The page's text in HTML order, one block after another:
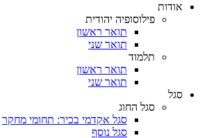
אודות
פילוסופיה יהודית
תואר ראשון
תואר שני
תלמוד
תואר ראשון
תואר שני
סגל
סגל החוג
סגל אקדמי בכיר: תחומי מחקר
סגל נוסף